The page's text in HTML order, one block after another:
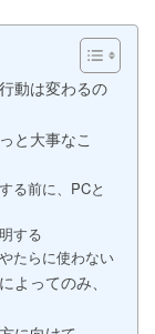
動は変わるの
と大事なこ
る前に、PCと
する
たらに使わない
よってのみ、